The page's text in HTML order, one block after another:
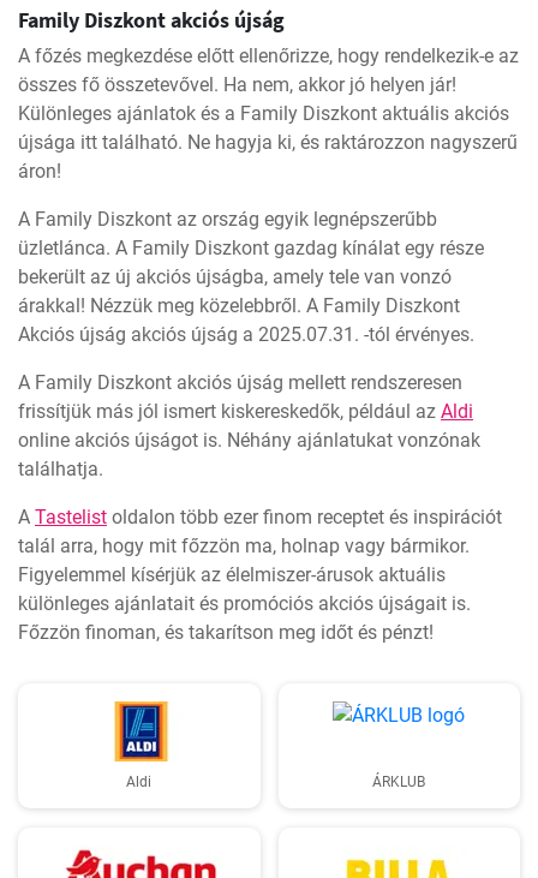
Family Diszkont akciós újság
A főzés megkezdése előtt ellenőrizze, hogy rendelkezik-e az
összes fő összetevővel. Ha nem, akkor jó helyen jár!
Különleges ajánlatok és a Family Diszkont aktuális akciós
újsága itt található. Ne hagyja ki, és raktározzon nagyszerű
áron!
A Family Diszkont az ország egyik legnépszerűbb
üzletlánca. A Family Diszkont gazdag kínálat egy része
bekerült az új akciós újságba, amely tele van vonzó
árakkal! Nézzük meg közelebbről. A Family Diszkont
Akciós újság akciós újság a 2025.07.31. -tól érvényes.
A Family Diszkont akciós újság mellett rendszeresen
frissítjük más jól ismert kiskereskedők, például az Aldi
online akciós újságot is. Néhány ajánlatukat vonzónak
találhatja.
A Tastelist oldalon több ezer finom receptet és inspirációt
talál arra, hogy mit főzzön ma, holnap vagy bármikor.
Figyelemmel kísérjük az élelmiszer-árusok aktuális
különleges ajánlatait és promóciós akciós újságait is.
Főzzön finoman, és takarítson meg időt és pénzt!
Aldi ÁRKLUB